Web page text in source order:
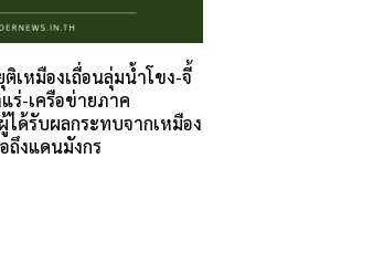
เหมืองเถื่อนลุ่มน้ำโขง-จี้
ร่-เครือข่ายภาค
ด้รับผลกระทบจากเหมือง
ถึงแดนมังกร